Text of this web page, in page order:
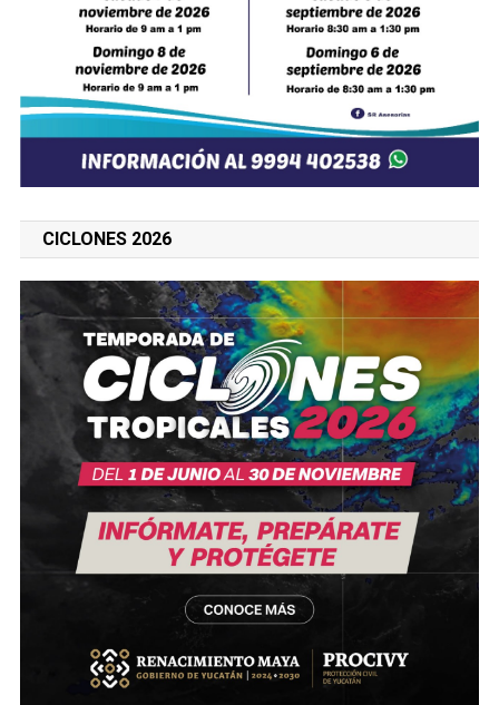
CICLONES 2026